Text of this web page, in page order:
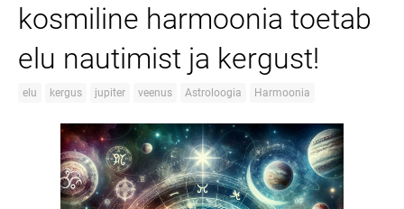
kosmiline harmoonia toetab
elu nautimist ja kergust!
elu kergus jupiter veenus Astroloogia Harmoonia